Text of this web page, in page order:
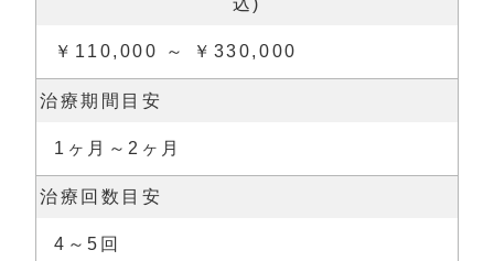
込)
￥110,000 ～ ￥330,000
治療期間目安
1ヶ月～2ヶ月
治療回数目安
4～5回